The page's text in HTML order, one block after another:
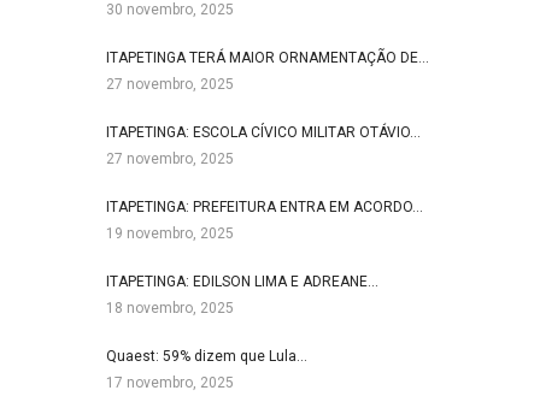
30 novembro, 2025
ITAPETINGA TERÁ MAIOR ORNAMENTAÇÃO DE…
27 novembro, 2025
ITAPETINGA: ESCOLA CÍVICO MILITAR OTÁVIO…
27 novembro, 2025
ITAPETINGA: PREFEITURA ENTRA EM ACORDO…
19 novembro, 2025
ITAPETINGA: EDILSON LIMA E ADREANE…
18 novembro, 2025
Quaest: 59% dizem que Lula…
17 novembro, 2025